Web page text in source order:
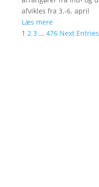
afvikles fra 3.-6. april
Læs mere
1 2 3 … 476 Next Entries